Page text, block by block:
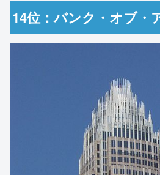
14位：バンク・オブ・